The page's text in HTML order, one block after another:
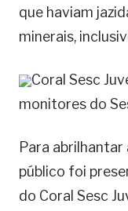
que haviam
minerais,
Coral Sesc
monitores do
Para abrilhantar
público foi
do Coral Sesc